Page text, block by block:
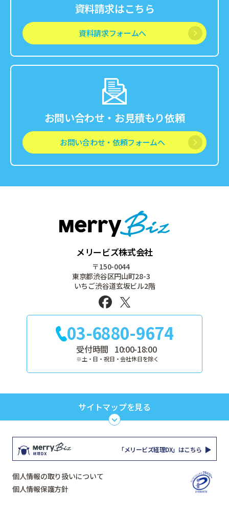
資料請求はこちら
資料請求フォームへ
お問い合わせ・お見積もり依頼
お問い合わせ・依頼フォームへ
03-6880-9674
受付時間 10:00-18:00
※土・日・祝日・会社休日を除く
メリービズ株式会社
〒150-0044
東京都渋谷区円山町28-3
いちご渋谷道玄坂ビル2階
サイトマップを見る
TOP
セミナー
解決すること
お役立ち資料
「メリービズ経理DX」はこちら
個人情報の取り扱いについて
個人情報保護方針